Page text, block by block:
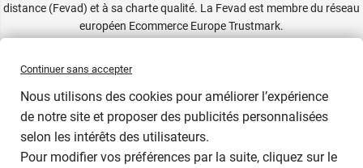
Contenance
distance (Fevad) et à sa charte qualité. La Fevad est membre du réseau
européen Ecommerce Europe Trustmark.
Continuer sans accepter
Nous utilisons des cookies pour améliorer l’expérience
de notre site et proposer des publicités personnalisées
selon les intérêts des utilisateurs.
Pour modifier vos préférences par la suite, cliquez sur le